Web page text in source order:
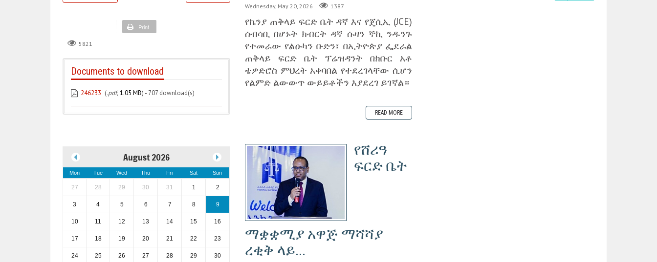
Print
5821
Documents to download
246233 (.pdf,1.05 MB) - 707 download(s)
August 2026
Mon Tue Wed Thu Fri Sat Sun
27 28 29 30 31 1 2
3 4 5 6 7 8 9
10 11 12 13 14 15 16
17 18 19 20 21 22 23
24 25 26 27 28 29 30
Wednesday, May 20, 2026 1387
የኬንያ ጠቅላይ ፍርድ ቤት ዳኛ እና የጄሲኢ (JCE)
ሰብሳቢ በሆኑት ክብርት ዳኛ ሱዛን ኞኪ ንዱንጉ
የተመራው የልዑካን ቡድን፣ በኢትዮጵያ ፌደራል
ጠቅላይ ፍርድ ቤት ፕሬዝዳንት በክቡር አቶ
ቴዎድሮስ ምህረት አቀባበል የተደረገላቸው ሲሆን
የልምድ ልውውጥ ውይይቶችን እያደረገ ይገኛል።
READ MORE
‎የሸሪዓ
ፍርድ ቤት
ማቋቋሚያ አዋጅ ማሻሻያ
ረቂቅ ላይ...